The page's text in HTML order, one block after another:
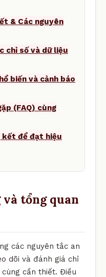
& Các nguyên
chỉ số và dữ liệu
biến và cảnh báo
(FAQ) cùng
kết để đạt hiệu
và tổng quan
các nguyên tắc an
dõi và đánh giá chỉ
cần thiết. Điều